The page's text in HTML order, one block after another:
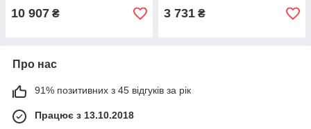
10 907 ₴ 3 731 ₴
Про нас
91% позитивних з 45 відгуків за рік
Працює з 13.10.2018